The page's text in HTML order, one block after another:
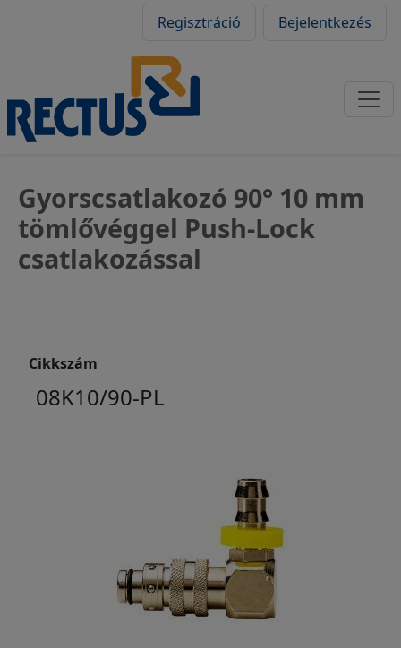
Felhasználói fiókRegisztráció Bejelentkezés
Gyorscsatlakozó 90° 10 mm
tömlővéggel Push-Lock
csatlakozással
Cikkszám
08K10/90-PL